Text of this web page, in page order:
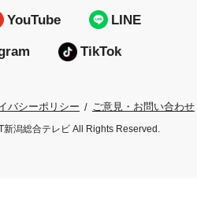
YouTube LINE
TikTok
バシーポリシー ご意見・お問い合わせ
潟総合テレビ All Rights Reserved.